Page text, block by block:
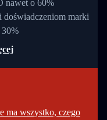
nawet o 60%
marki
30%
ma wszystko, czego